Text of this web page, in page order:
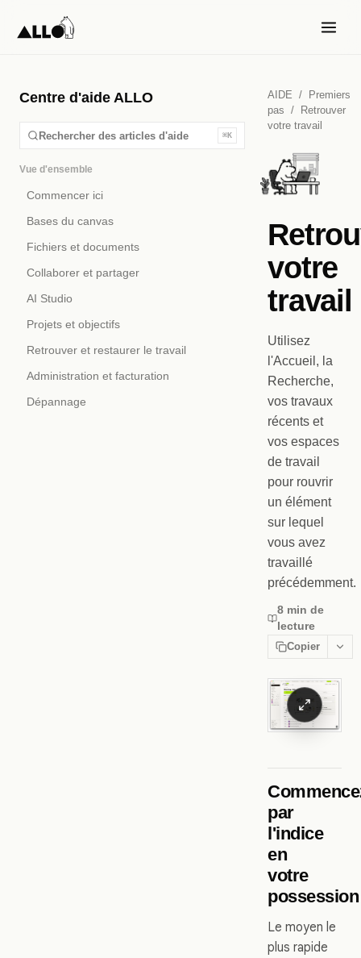
Centre d'aide ALLO
Rechercher des articles d'aide ⌘K
Vue d'ensemble
Commencer ici
Bases du canvas
Fichiers et documents
Collaborer et partager
AI Studio
Projets et objectifs
Retrouver et restaurer le travail
Administration et facturation
Dépannage
AIDE /
Premiers
pas /
Retrouver
votre travail
votre
travail
Utilisez
l'Accueil, la
Recherche,
vos travaux
récents et
vos espaces
de travail
pour rouvrir
un élément
sur lequel
vous avez
travaillé
précédemment.
8 min de
lecture
Copier
par
l'indice
en
votre
possession
Le moyen le
plus rapide